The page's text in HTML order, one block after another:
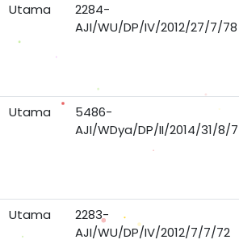
Utama
2284-
AJI/WU/DP/IV/2012/27/7/78
Utama
5486-
AJI/WDya/DP/II/2014/31/8/
Utama
2283-
AJI/WU/DP/IV/2012/7/7/72